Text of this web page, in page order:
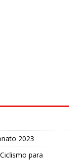
2023
para